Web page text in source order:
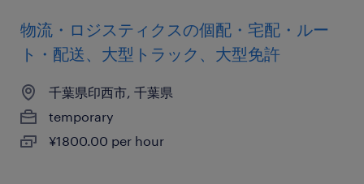
物流・ロジスティクスの個配・宅配・ルー
ト・配送、大型トラック、大型免許
千葉県印西市, 千葉県
temporary
¥1800.00 per hour